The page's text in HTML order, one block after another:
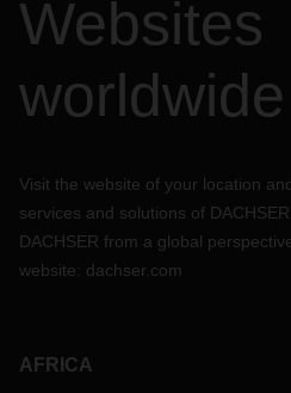
du tunnel, ainsi que son système
également remplacés.
Les transports au départ et vers
sont donc susceptibles de subir
Websites
worldwide
Visit the website of your location
services and solutions of
DACHSER from a global
website: dachser.com
AFRICA